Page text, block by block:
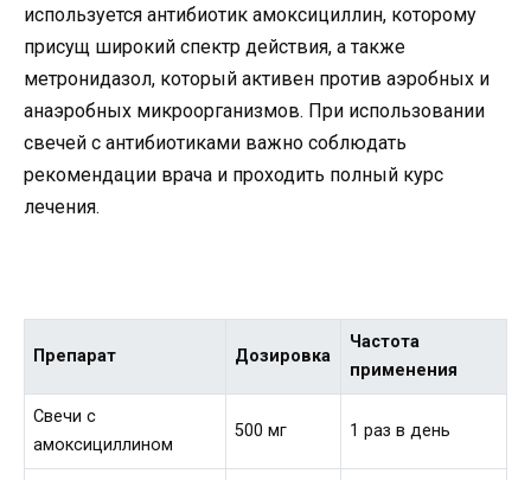
используется антибиотик амоксициллин, которому
присущ широкий спектр действия, а также
метронидазол, который активен против аэробных и
анаэробных микроорганизмов. При использовании
свечей с антибиотиками важно соблюдать
рекомендации врача и проходить полный курс
лечения.
Препарат Дозировка
Частота
применения
Свечи с
амоксициллином
500 мг 1 раз в день